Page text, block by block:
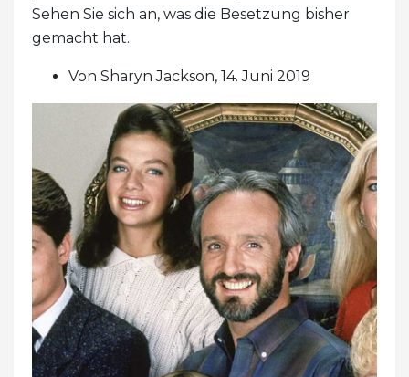
Sehen Sie sich an, was die Besetzung bisher
gemacht hat.
Von Sharyn Jackson, 14. Juni 2019